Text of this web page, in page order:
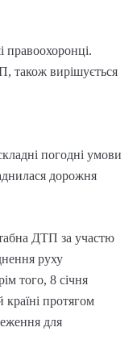
правоохоронці.
також вирішується
погодні умови
дорожня
ДТП за участю
руху
того, 8 січня
країні протягом
для